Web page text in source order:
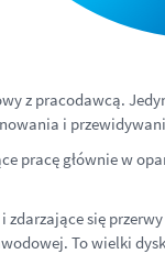
z pracodawcą.
i
pracę głównie w
się
To wielki